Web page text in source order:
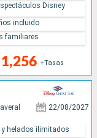
+Tasas
Disney
incluido
familiares
22/08/2027
y helados ilimitados